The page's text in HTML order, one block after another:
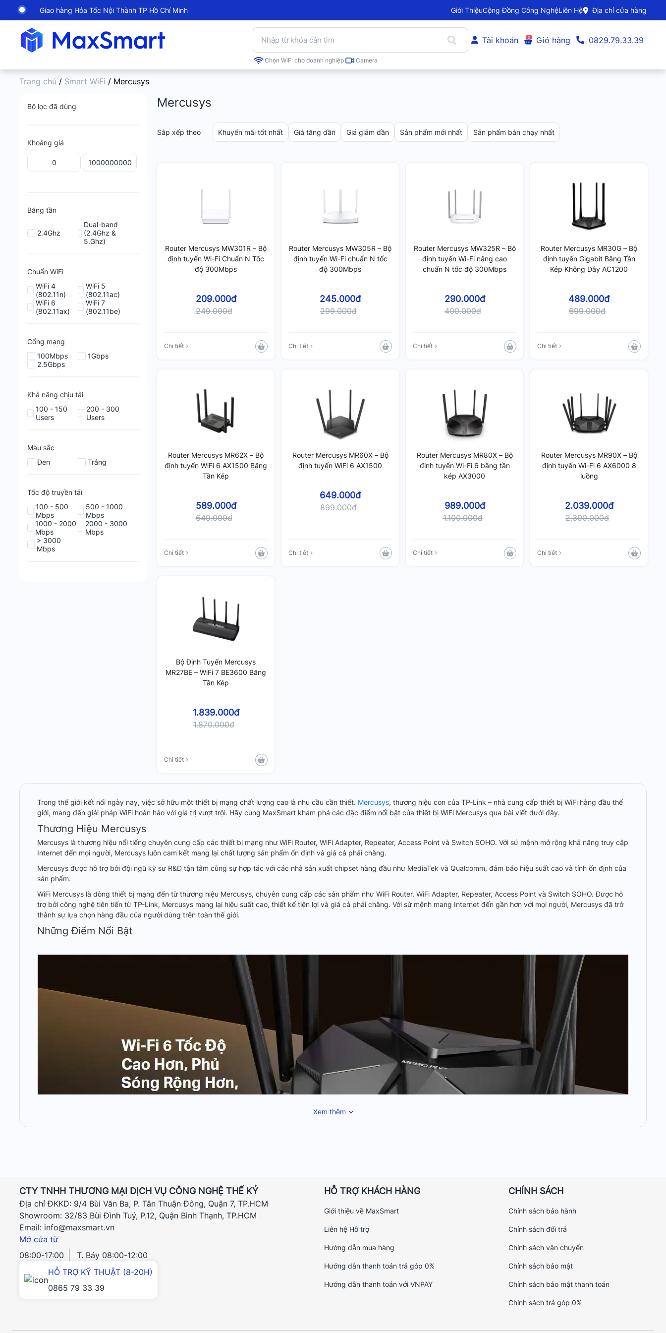
Giao hàng Hỏa Tốc Nội Thành TP Hồ Chí Minh Giới ThiệuCộng Đồng Công NghệLiên Hệ Địa chỉ cửa hàng
Chọn WiFi cho doanh nghiệp Camera
Tài khoản 0 Giỏ hàng 0829.79.33.39
Trang chủ / Smart WiFi / Mercusys
Bộ lọc đã dùng
Khoảng giá
Băng tần
2.4Ghz
Dual-band
(2.4Ghz &
5.Ghz)
Chuẩn WiFi
WiFi 4
(802.11n)
WiFi 5
(802.11ac)
WiFi 6
(802.11ax)
WiFi 7
(802.11be)
Cổng mạng
100Mbps
1Gbps
2.5Gbps
Khả năng chịu tải
100 - 150
Users
200 - 300
Users
Màu sắc
Đen
Trắng
Tốc độ truyền tải
100 - 500
Mbps
500 - 1000
Mbps
1000 - 2000
Mbps
2000 - 3000
Mbps
> 3000
Mbps
Mercusys
Sắp xếp theo Khuyến mãi tốt nhất Giá tăng dần Giá giảm dần Sản phẩm mới nhất Sản phẩm bán chạy nhất
Router Mercusys MW301R – Bộ
định tuyến Wi-Fi Chuẩn N Tốc
độ 300Mbps
209.000đ
249.000đ
Chi tiết
Router Mercusys MW305R – Bộ
định tuyến Wi-Fi chuẩn N tốc
độ 300Mbps
245.000đ
299.000đ
Chi tiết
Router Mercusys MW325R – Bộ
định tuyến Wi-Fi nâng cao
chuẩn N tốc độ 300Mbps
290.000đ
400.000đ
Chi tiết
Router Mercusys MR30G – Bộ
định tuyến Gigabit Băng Tần
Kép Không Dây AC1200
489.000đ
699.000đ
Chi tiết
Router Mercusys MR62X – Bộ
định tuyến WiFi 6 AX1500 Băng
Tần Kép
589.000đ
649.000đ
Chi tiết
Router Mercusys MR60X – Bộ
định tuyến WiFi 6 AX1500
649.000đ
899.000đ
Chi tiết
Router Mercusys MR80X – Bộ
định tuyến Wi-Fi 6 băng tần
kép AX3000
989.000đ
1.100.000đ
Chi tiết
Router Mercusys MR90X – Bộ
định tuyến Wi-Fi 6 AX6000 8
luồng
2.039.000đ
2.390.000đ
Chi tiết
Bộ Định Tuyến Mercusys
MR27BE – WiFi 7 BE3600 Băng
Tần Kép
1.839.000đ
1.870.000đ
Chi tiết
Trong thế giới kết nối ngày nay, việc sở hữu một thiết bị mạng chất lượng cao là nhu cầu cần thiết. Mercusys, thương hiệu con của TP-Link – nhà cung cấp thiết bị WiFi hàng đầu thế
giới, mang đến giải pháp WiFi hoàn hảo với giá trị vượt trội. Hãy cùng MaxSmart khám phá các đặc điểm nổi bật của thiết bị WiFi Mercusys qua bài viết dưới đây.
Thương Hiệu Mercusys
Mercusys là thương hiệu nổi tiếng chuyên cung cấp các thiết bị mạng như WiFi Router, WiFi Adapter, Repeater, Access Point và Switch SOHO. Với sứ mệnh mở rộng khả năng truy cập
Internet đến mọi người, Mercusys luôn cam kết mang lại chất lượng sản phẩm ổn định và giá cả phải chăng.
Mercusys được hỗ trợ bởi đội ngũ kỹ sư R&D tận tâm cùng sự hợp tác với các nhà sản xuất chipset hàng đầu như MediaTek và Qualcomm, đảm bảo hiệu suất cao và tính ổn định của
sản phẩm.
WiFi Mercusys là dòng thiết bị mạng đến từ thương hiệu Mercusys, chuyên cung cấp các sản phẩm như WiFi Router, WiFi Adapter, Repeater, Access Point và Switch SOHO. Được hỗ
trợ bởi công nghệ tiên tiến từ TP-Link, Mercusys mang lại hiệu suất cao, thiết kế tiện lợi và giá cả phải chăng. Với sứ mệnh mang Internet đến gần hơn với mọi người, Mercusys đã trở
thành sự lựa chọn hàng đầu của người dùng trên toàn thế giới.
Những Điểm Nổi Bật
Router Mercusys MR90X – Bộ định tuyến Wi-Fi 6 AX6000 8 luồng
Khả Năng Phủ Sóng Cao: WiFi Mercusys có thể đáp ứng nhu cầu phủ sóng rộng lớn cho cả gia đình, văn phòng hay các không gian công cộng. Chỉ cần đặt thiết bị ở vị trí trung tâm,
tín hiệu WiFi sẽ dễ dàng bao phủ toàn bộ không gian.
Phạm Vi Phủ Sóng Ấn Tượng: Với phạm vi phủ sóng từ 300 – 500m, đảm bảo kết nối ổn định ở mọi ngõ ngách, giúp người dùng trải nghiệm lướt web, xem phim, chơi game mượt mà.
Hỗ Trợ Chuẩn Kết Nối Đa Dạng: Mercusys cung cấp các chuẩn kết nối hiện đại như USB 3.0, tương thích với nhiều nguồn điện và thiết bị khác nhau. Người dùng có thể linh hoạt sử
Xem thêm
CTY TNHH THƯƠNG MẠI DỊCH VỤ CÔNG NGHỆ THẾ KỶ
Địa chỉ ĐKKD: 9/4 Bùi Văn Ba, P. Tân Thuận Đông, Quận 7, TP.HCM
Showroom: 32/83 Bùi Đình Tuý, P.12, Quận Bình Thạnh, TP.HCM
Email: info@maxsmart.vn
Mở cửa từ
08:00-17:00
T. Bảy 08:00-12:00
HỖ TRỢ KỸ THUẬT (8-20H)
0865 79 33 39
HỖ TRỢ KHÁCH HÀNG
Giới thiệu về MaxSmart
Liên hệ Hỗ trợ
Hướng dẫn mua hàng
Hướng dẫn thanh toán trả góp 0%
Hướng dẫn thanh toán với VNPAY
CHÍNH SÁCH
Chính sách bảo hành
Chính sách đổi trả
Chính sách vận chuyển
Chính sách bảo mật
Chính sách bảo mật thanh toán
Chính sách trả góp 0%